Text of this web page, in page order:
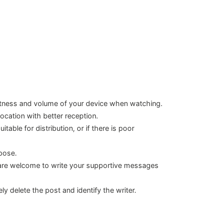
and volume of your device when watching.
with better reception.
for distribution, or if there is poor
welcome to write your supportive messages
delete the post and identify the writer.